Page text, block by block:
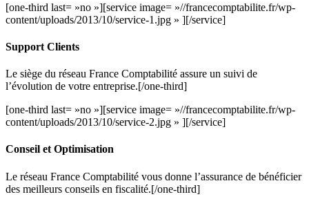
[one-third last= »no »][service image= »//francecomptabilite.fr/wp-
content/uploads/2013/10/service-1.jpg » ][/service]
Support Clients
Le siège du réseau France Comptabilité assure un suivi de
l’évolution de votre entreprise.[/one-third]
[one-third last= »no »][service image= »//francecomptabilite.fr/wp-
content/uploads/2013/10/service-2.jpg » ][/service]
Conseil et Optimisation
Le réseau France Comptabilité vous donne l’assurance de bénéficier
des meilleurs conseils en fiscalité.[/one-third]